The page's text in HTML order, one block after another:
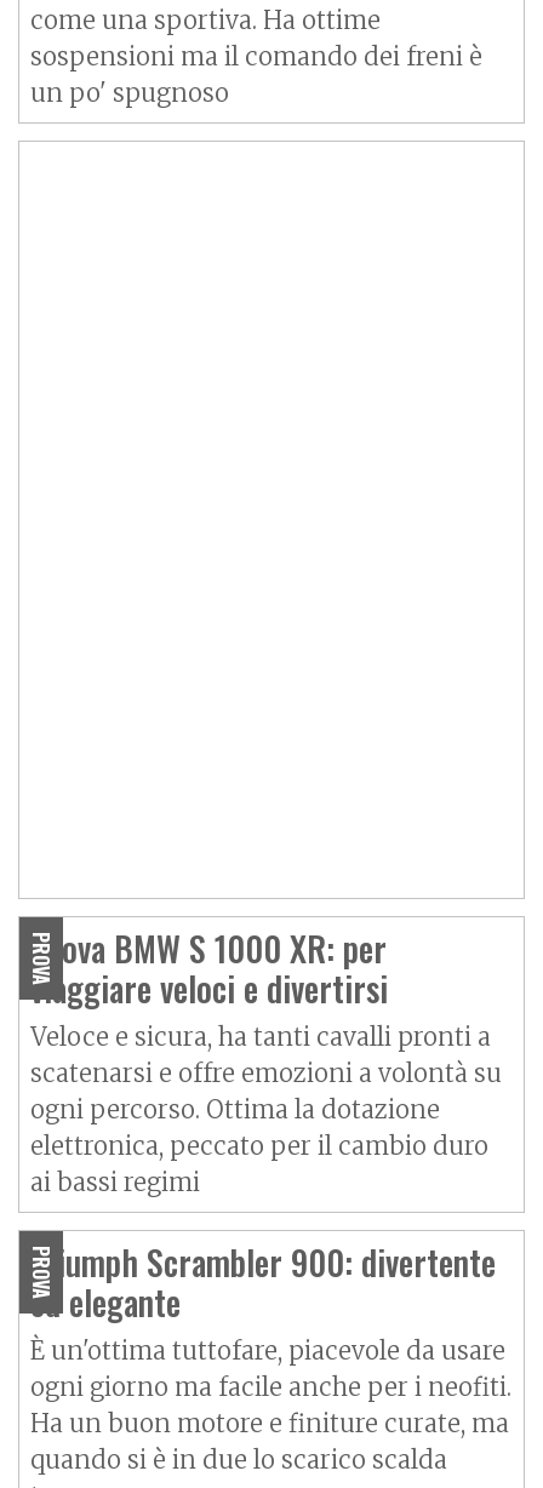
come una sportiva. Ha ottime
sospensioni ma il comando dei freni è
un po' spugnoso
PROVA
Prova BMW S 1000 XR: per
viaggiare veloci e divertirsi
Veloce e sicura, ha tanti cavalli pronti a
scatenarsi e offre emozioni a volontà su
ogni percorso. Ottima la dotazione
elettronica, peccato per il cambio duro
ai bassi regimi
PROVA
Triumph Scrambler 900: divertente
ed elegante
È un'ottima tuttofare, piacevole da usare
ogni giorno ma facile anche per i neofiti.
Ha un buon motore e finiture curate, ma
quando si è in due lo scarico scalda